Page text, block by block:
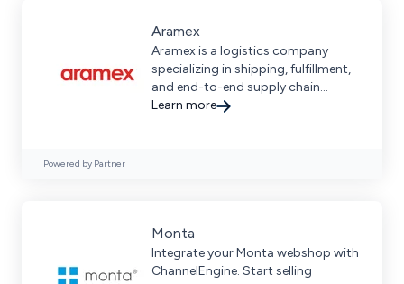
Aramex
Aramex is a logistics company
specializing in shipping, fulfillment,
and end-to-end supply chain
solutions.
Learn more
Powered by Partner
Monta
Integrate your Monta webshop with
ChannelEngine. Start selling